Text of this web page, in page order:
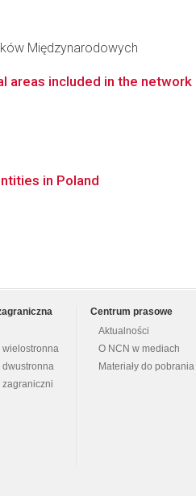
Międzynarodowych
included in the
in Poland
wielostronna
dwustronna
zagraniczni
Centrum prasowe
Aktualności
O NCN w mediach
Materiały do pobrania